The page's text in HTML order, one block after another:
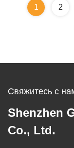
1 2
Свяжитесь с
Shenzhen
Co., Ltd.